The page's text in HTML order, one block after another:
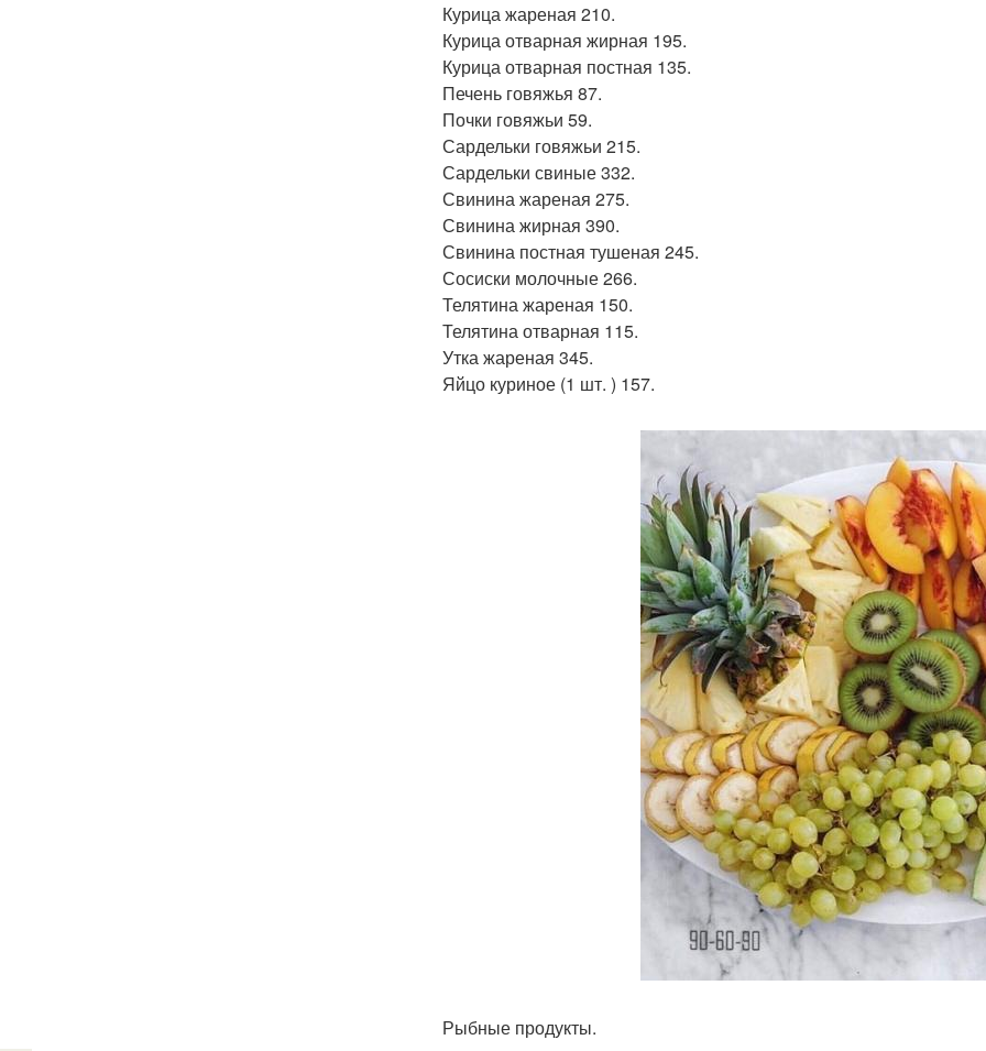
Курица жареная 210.
Курица отварная жирная 195.
Курица отварная постная 135.
Печень говяжья 87.
Почки говяжьи 59.
Сардельки говяжьи 215.
Сардельки свиные 332.
Свинина жареная 275.
Свинина жирная 390.
Свинина постная тушеная 245.
Сосиски молочные 266.
Телятина жареная 150.
Телятина отварная 115.
Утка жареная 345.
Яйцо куриное (1 шт. ) 157.
Рыбные продукты.